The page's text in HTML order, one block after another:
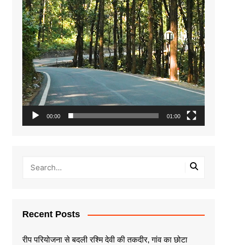
00:00 01:00
Recent Posts
रीप परियोजना से बदली रश्मि देवी की तकदीर, गांव का छोटा